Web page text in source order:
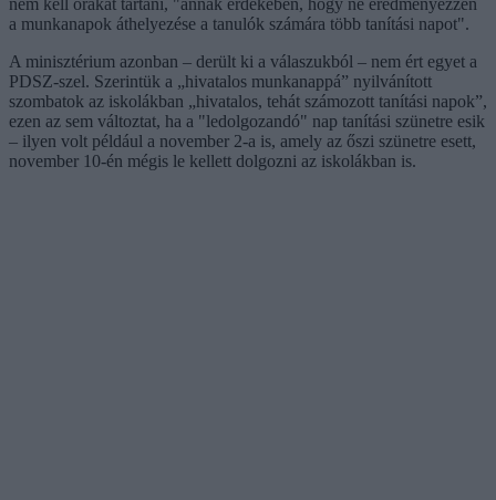
a munkanapok áthelyezése a tanulók számára több tanítási napot".
A minisztérium azonban – derült ki a válaszukból – nem ért egyet a
PDSZ-szel. Szerintük a „hivatalos munkanappá” nyilvánított
szombatok az iskolákban „hivatalos, tehát számozott tanítási napok”,
ezen az sem változtat, ha a "ledolgozandó" nap tanítási szünetre esik
– ilyen volt például a november 2-a is, amely az őszi szünetre esett,
november 10-én mégis le kellett dolgozni az iskolákban is.